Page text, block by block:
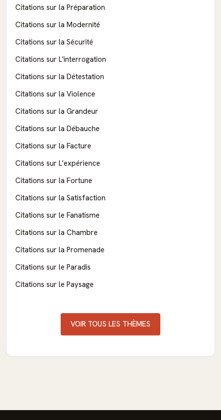
Citations sur la Préparation
Citations sur la Modernité
Citations sur la Sécurité
Citations sur L'interrogation
Citations sur la Détestation
Citations sur la Violence
Citations sur la Grandeur
Citations sur la Débauche
Citations sur la Facture
Citations sur L'expérience
Citations sur la Fortune
Citations sur la Satisfaction
Citations sur le Fanatisme
Citations sur la Chambre
Citations sur la Promenade
Citations sur le Paradis
Citations sur le Paysage
VOIR TOUS LES THÈMES